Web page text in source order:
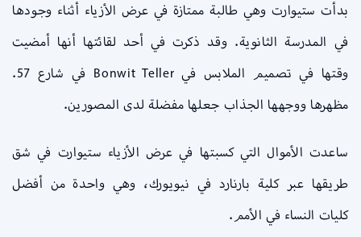
بدأت ستيوارت وهي طالبة ممتازة في عرض الأزياء أثناء وجودها
في المدرسة الثانوية. وقد ذكرت في أحد لقائتها أنها أمضيت
وقتها في تصميم الملابس في Bonwit Teller في شارع 57.
مظهرها ووجهها الجذاب جعلها مفضلة لدى المصورين.
ساعدت الأموال التي كسبتها في عرض الأزياء ستيوارت في شق
طريقها عبر كلية بارنارد في نيويورك، وهي واحدة من أفضل
كليات النساء في الأمم.